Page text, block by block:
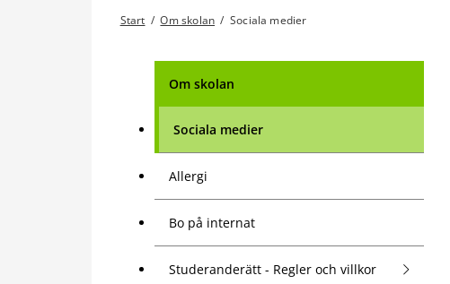
Start / Om skolan / Sociala medier
Om skolan
Sociala medier
Allergi
Bo på internat
Studeranderätt - Regler och villkor